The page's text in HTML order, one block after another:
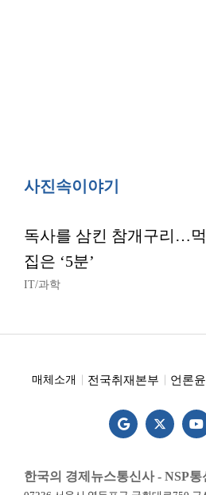
사진속이야기
독사를 삼킨 참개구리…
집은 ‘5분’
IT/과학
매체소개 전국취재본부 언론
한국의 경제뉴스통신사 - NSP통